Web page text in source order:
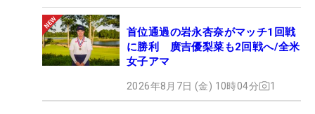
首位通過の岩永杏奈がマッチ1回戦
に勝利 廣吉優梨菜も2回戦へ/全米
女子アマ
2026年8月7日 (金) 10時04分 1